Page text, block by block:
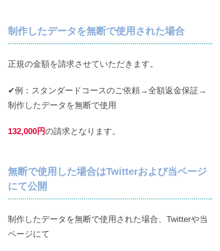
制作したデータを無断で使用された場合
正規の金額を請求させていただきます。
✔例：スタンダードコースのご依頼→全額返金保証→
制作したデータを無断で使用
132,000円の請求となります。
無断で使用した場合はTwitterおよび当ページ
にて公開
制作したデータを無断で使用された場合、Twitterや当
ページにて